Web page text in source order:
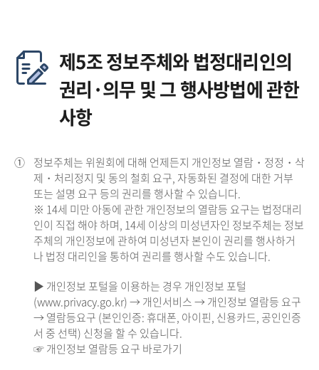
제5조 정보주체와 법정대리인의
권리·의무 및 그 행사방법에 관한
사항
① 정보주체는 위원회에 대해 언제든지 개인정보 열람・정정・삭
제・처리정지 및 동의 철회 요구, 자동화된 결정에 대한 거부
또는 설명 요구 등의 권리를 행사할 수 있습니다.
※ 14세 미만 아동에 관한 개인정보의 열람등 요구는 법정대리
인이 직접 해야 하며, 14세 이상의 미성년자인 정보주체는 정보
주체의 개인정보에 관하여 미성년자 본인이 권리를 행사하거
나 법정 대리인을 통하여 권리를 행사할 수도 있습니다.
▶ 개인정보 포털을 이용하는 경우 개인정보 포털
(www.privacy.go.kr) → 개인서비스 → 개인정보 열람등 요구
→ 열람등요구 (본인인증: 휴대폰, 아이핀, 신용카드, 공인인증
서 중 선택) 신청을 할 수 있습니다.
☞ 개인정보 열람등 요구 바로가기